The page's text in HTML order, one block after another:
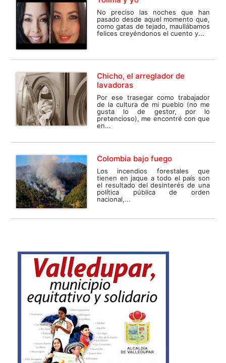
No preciso las noches que han
pasado desde aquel momento que,
como gatas de tejado, maullábamos
felices creyéndonos el cuento y...
Chicho, el arreglador de
lavadoras
Por ese trasegar como trabajador
de la cultura de mi pueblo (no me
gusta lo de gestor, por lo
pretencioso), me encontré con que
en...
Colombia bajo fuego
Los incendios forestales que
tienen en jaque a todo el país son
el resultado del desinterés de una
política pública de orden
nacional,...